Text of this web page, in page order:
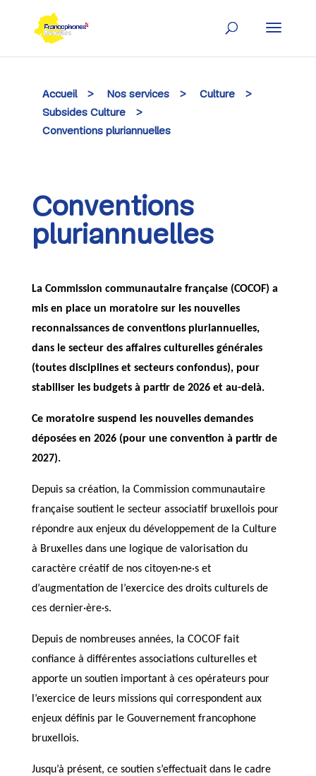
content
Accueil > Nos services > Culture
>
Subsides Culture
>
Conventions pluriannuelles
Conventions
pluriannuelles
La Commission communautaire française (COCOF) a
mis en place un moratoire sur les nouvelles
reconnaissances de conventions pluriannuelles,
dans le secteur des affaires culturelles générales
(toutes disciplines et secteurs confondus), pour
stabiliser les budgets à partir de 2026 et au-delà.
Ce moratoire suspend les nouvelles demandes
déposées en 2026 (pour une convention à partir de
2027).
Depuis sa création, la Commission communautaire
française soutient le secteur associatif bruxellois pour
répondre aux enjeux du développement de la Culture
à Bruxelles dans une logique de valorisation du
caractère créatif de nos citoyen·ne·s et
d’augmentation de l’exercice des droits culturels de
ces dernier·ère·s.
Depuis de nombreuses années, la COCOF fait
confiance à différentes associations culturelles et
apporte un soutien important à ces opérateurs pour
l’exercice de leurs missions qui correspondent aux
enjeux définis par le Gouvernement francophone
bruxellois.
Jusqu’à présent, ce soutien s’effectuait dans le cadre